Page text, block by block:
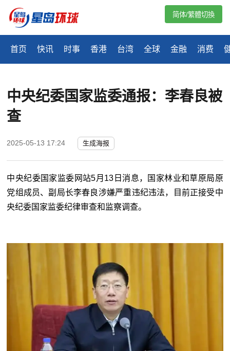
首页 快讯 时事 香港 台湾 全球 金融 消费
简体/繁體切換
中央纪委国家监委通报：李春良被
查
2025-05-13 17:24 生成海报
中央纪委国家监委网站5月13日消息，国家林业和草原局原
党组成员、副局长李春良涉嫌严重违纪违法，目前正接受中
央纪委国家监委纪律审查和监察调查。